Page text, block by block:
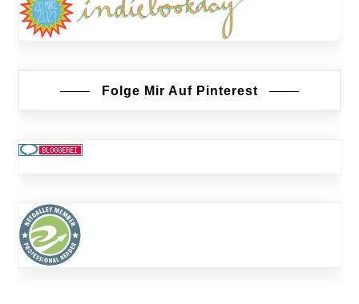
Folge Mir Auf Pinterest